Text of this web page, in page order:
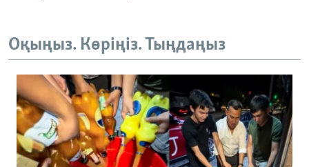
Оқыңыз. Көріңіз. Тыңдаңыз